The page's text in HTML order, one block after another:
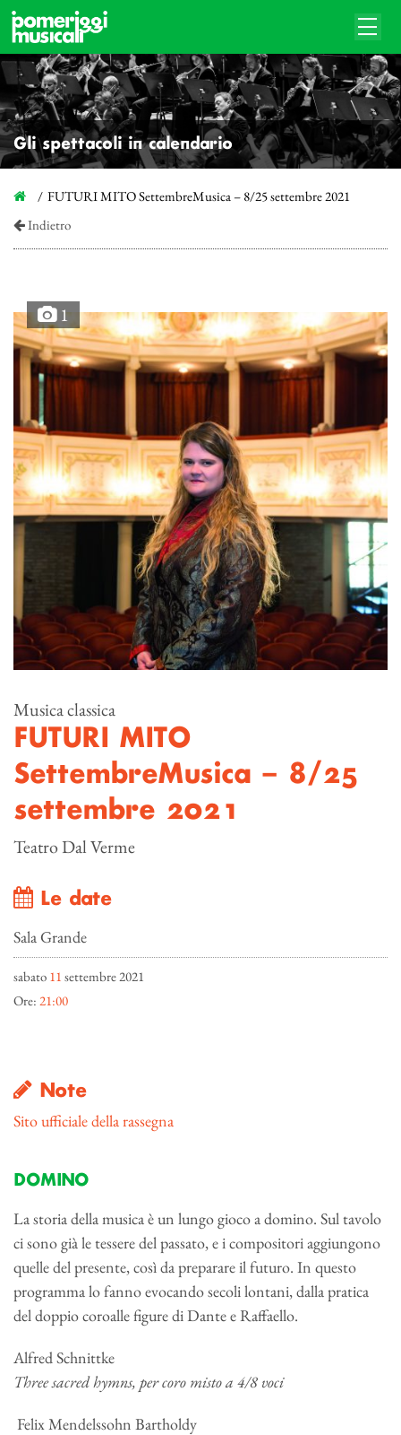
Gli spettacoli in calendario
FUTURI MITO SettembreMusica – 8/25 settembre 2021
Indietro
1
Musica classica
FUTURI MITO
SettembreMusica – 8/25
settembre 2021
Teatro Dal Verme
Le date
Sala Grande
sabato 11 settembre 2021
Ore: 21:00
Note
Sito ufficiale della rassegna
DOMINO
La storia della musica è un lungo gioco a domino. Sul tavolo
ci sono già le tessere del passato, e i compositori aggiungono
quelle del presente, così da preparare il futuro. In questo
programma lo fanno evocando secoli lontani, dalla pratica
del doppio coroalle figure di Dante e Raffaello.
Alfred Schnittke
Threesacredhymns, percoro mistoa 4/8 voci
Felix Mendelssohn Bartholdy